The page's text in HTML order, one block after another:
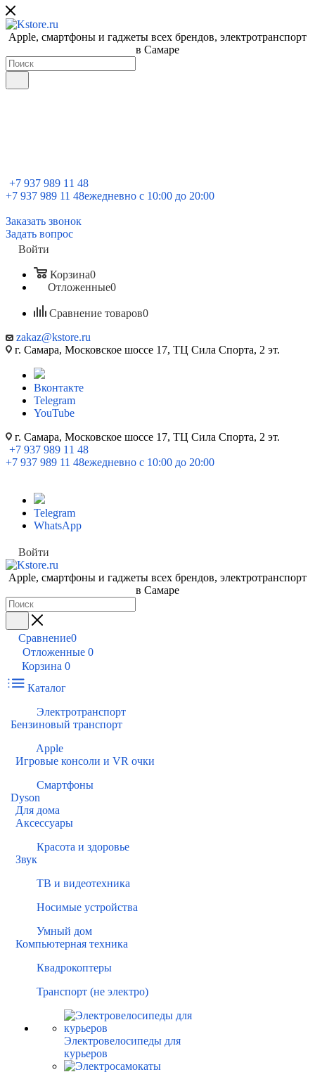
Apple, cмартфоны и гаджеты всех брендов, электротранспорт
в Самаре
+7 937 989 11 48
+7 937 989 11 48ежедневно с 10:00 до 20:00
Заказать звонок
Задать вопрос
Войти
Корзина0
Отложенные0
Сравнение товаров0
zakaz@kstore.ru
г. Самара, Московское шоссе 17, ТЦ Сила Спорта, 2 эт.
Вконтакте
Telegram
YouTube
г. Самара, Московское шоссе 17, ТЦ Сила Спорта, 2 эт.
+7 937 989 11 48
+7 937 989 11 48ежедневно с 10:00 до 20:00
Telegram
WhatsApp
Войти
Apple, cмартфоны и гаджеты всех брендов, электротранспорт
в Самаре
Сравнение0
Отложенные 0
Корзина 0
Каталог
Электротранспорт
Бензиновый транспорт
Apple
Игровые консоли и VR очки
Смартфоны
Dyson
Для дома
Аксессуары
Красота и здоровье
Звук
ТВ и видеотехника
Носимые устройства
Умный дом
Компьютерная техника
Квадрокоптеры
Транспорт (не электро)
Электровелосипеды для
курьеров